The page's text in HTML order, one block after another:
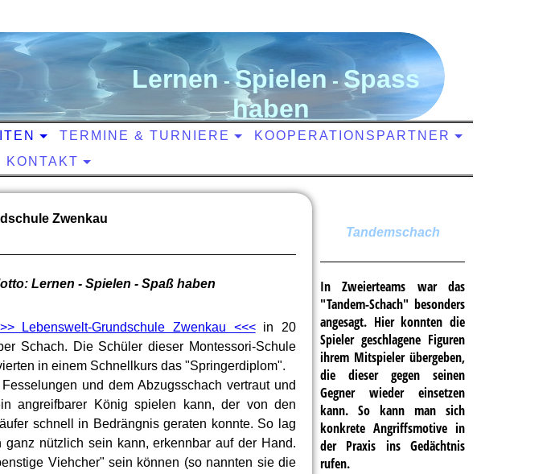
Lernen - Spielen - Spass
haben
TERMINE & TURNIERE
KOOPERATIONSPARTNER
KONTAKT
Zwenkau
Lernen - Spielen - Spaß haben
Lebenswelt-Grundschule Zwenkau <<<in 20
Schach. Die Schüler dieser Montessori-Schule
in einem Schnellkurs das "Springerdiplom".
und dem Abzugsschach vertraut und
angreifbarer König spielen kann, der von den
schnell in Bedrängnis geraten konnte. So lag
nützlich sein kann, erkennbar auf der Hand.
Viehcher" sein können (so nannten sie die
Tandemschach
In Zweierteams war das
"Tandem-Schach" besonders
angesagt. Hier konnten die
Spieler geschlagene Figuren
ihrem Mitspieler übergeben,
die dieser gegen seinen
Gegner wieder einsetzen
kann. So kann man sich
konkrete Angriffsmotive in
der Praxis ins Gedächtnis
rufen.